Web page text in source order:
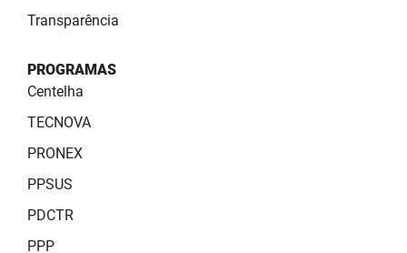
Transparência
PROGRAMAS
Centelha
TECNOVA
PRONEX
PPSUS
PDCTR
PPP